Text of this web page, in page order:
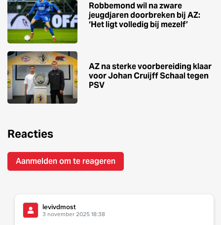
Robbemond wil na zware
jeugdjaren doorbreken bij AZ:
‘Het ligt volledig bij mezelf’
AZ na sterke voorbereiding klaar
voor Johan Cruijff Schaal tegen
PSV
Reacties
Aanmelden om te reageren
levivdmost
3 november 2025 18:38